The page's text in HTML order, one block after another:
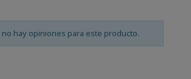
no hay opiniones para este producto.